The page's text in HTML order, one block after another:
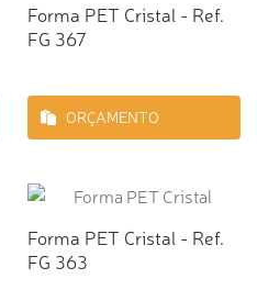
Forma PET Cristal - Ref.
FG 367
ORÇAMENTO
Forma PET Cristal - Ref.
FG 363